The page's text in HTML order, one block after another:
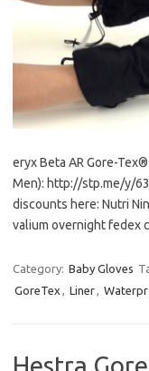
eryx Beta AR Gore-
Men): http://stp.me/y/
discounts here: Nutri
valium overnight fedex
Category: Baby Gloves
GoreTex , Liner,
Hestra